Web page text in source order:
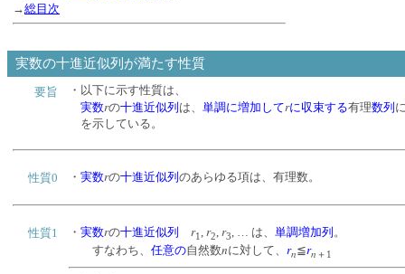
→総目次
実数の十進近似列が満たす性質
要旨
・以下に示す性質は、
実数rの十進近似列 は、 単調に増加してrに収束する有理数列
を示している。
性質0 ・ 実数rの十進近似列 のあらゆる項は、有理数。
性質1 ・ 実数rの十進近似列 r1, r2, r3, … は、 単調増加列 。
すなわち、 任意の自然数nに対して、 rn≦rn ＋1